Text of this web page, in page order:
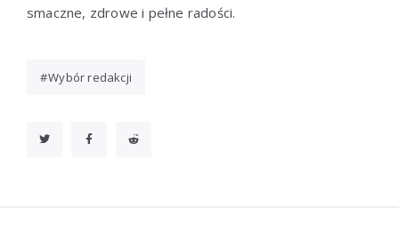
smaczne, zdrowe i pełne radości.
Wybór redakcji